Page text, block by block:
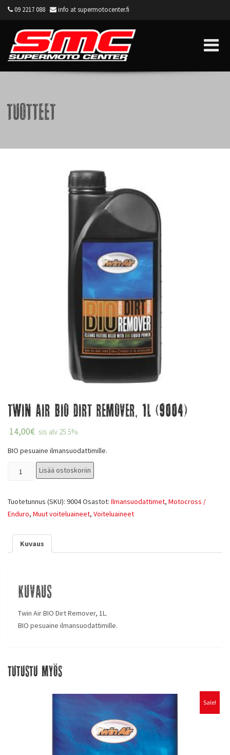
09 2217 088 info at supermotocenter.fi
Tuotteet
Twin Air Bio Dirt Remover, 1L (9004)
14,00€ sis alv 25.5%
BIO pesuaine ilmansuodattimille.
Lisää ostoskoriin
Tuotetunnus (SKU): 9004Osastot: Ilmansuodattimet, Motocross /
Enduro, Muut voiteluaineet, Voiteluaineet
Kuvaus
Kuvaus
Twin Air BIO Dirt Remover, 1L.
BIO pesuaine ilmansuodattimille.
Tutustu myös
Sale!